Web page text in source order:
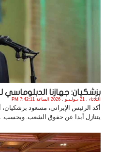
بزشكيان: جهازنا الدبلوماسي
الثلاثاء , 21 يـولـيـو , 2026 الساعة 7:42:11 PM
أكد الرئيس الإيراني، مسعود بزشكيان،
يتنازل أبدا عن حقوق الشعب. وبحسب. .